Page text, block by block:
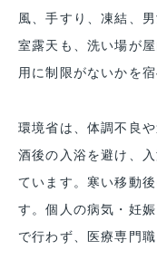
風、手すり、凍結、
室露天も、洗い場が
用に制限がないかを宿
環境省は、体調不良
酒後の入浴を避け、
ています。寒い移動
す。個人の病気・妊
で行わず、医療専門